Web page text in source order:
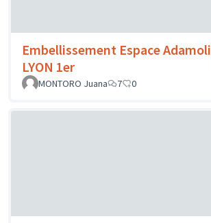
Embellissement Espace Adamoli
LYON 1er
MONTORO Juana
7 0